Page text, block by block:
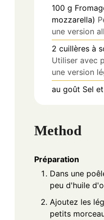
100 g
mozzarella)
une version
2 cuillères à
Utiliser avec
une version
au goût Sel
Method
Préparation
Dans une
peu d'huile
Ajoutez les
petits